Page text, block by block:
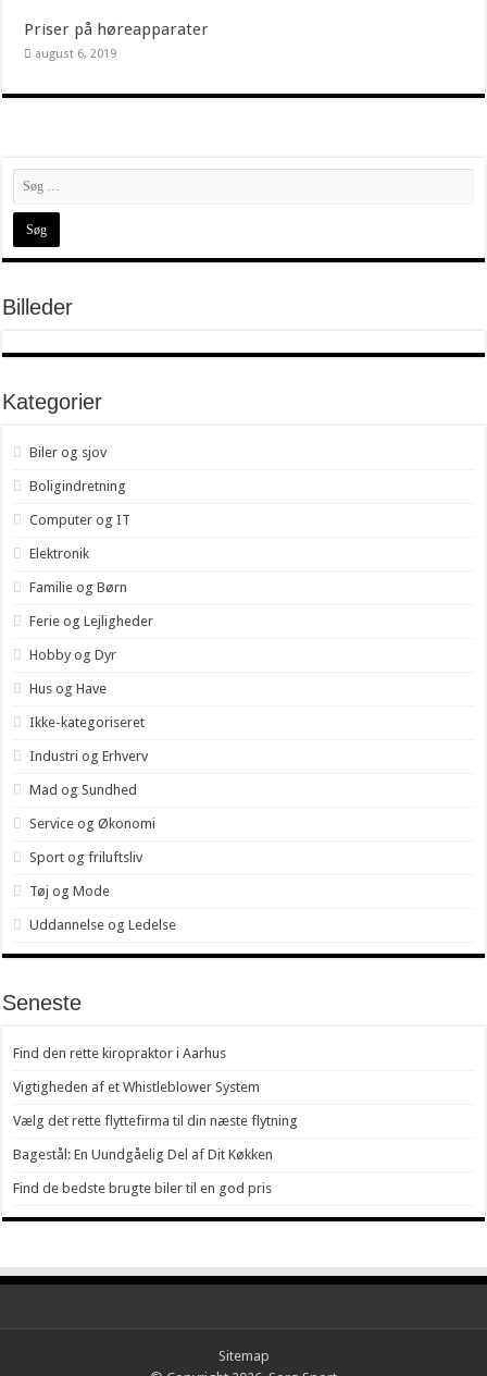
Priser på høreapparater
august 6, 2019
Billeder
Kategorier
Biler og sjov
Boligindretning
Computer og IT
Elektronik
Familie og Børn
Ferie og Lejligheder
Hobby og Dyr
Hus og Have
Ikke-kategoriseret
Industri og Erhverv
Mad og Sundhed
Service og Økonomi
Sport og friluftsliv
Tøj og Mode
Uddannelse og Ledelse
Seneste
Find den rette kiropraktor i Aarhus
Vigtigheden af et Whistleblower System
Vælg det rette flyttefirma til din næste flytning
Bagestål: En Uundgåelig Del af Dit Køkken
Find de bedste brugte biler til en god pris
Sitemap